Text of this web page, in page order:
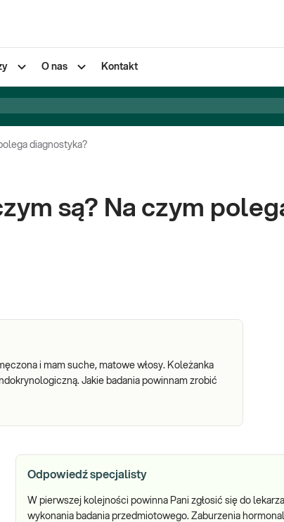
O nas Kontakt
diagnostyka?
są? Na czym
i mam suche, matowe włosy. Koleżanka
Jakie badania powinnam zrobić
Odpowiedź specjalisty
W pierwszej kolejności powinna Pani zgłosić się do
wykonania badania przedmiotowego. Zaburzenia